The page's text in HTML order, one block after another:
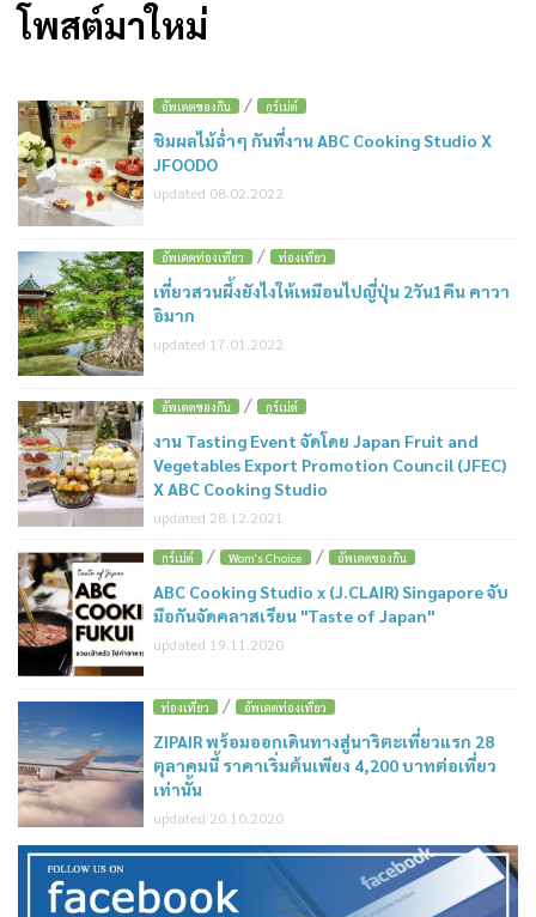
โพสต์มาใหม่
อัพเดตของกิน / กูร์เม่ต์
ชิมผลไม้ฉ่ำๆ กันที่งาน ABC Cooking Studio X
JFOODO
updated 08.02.2022
อัพเดตท่องเที่ยว / ท่องเที่ยว
เที่ยวสวนผึ้งยังไงให้เหมือนไปญี่ปุ่น 2วัน1คืน คาวา
อิมาก
updated 17.01.2022
อัพเดตของกิน / กูร์เม่ต์
งาน Tasting Event จัดโดย Japan Fruit and
Vegetables Export Promotion Council (JFEC)
X ABC Cooking Studio
updated 28.12.2021
กูร์เม่ต์ / Wom's Choice / อัพเดตของกิน
ABC Cooking Studio x (J.CLAIR) Singapore จับ
มือกันจัดคลาสเรียน "Taste of Japan"
updated 19.11.2020
ท่องเที่ยว / อัพเดตท่องเที่ยว
ZIPAIR พร้อมออกเดินทางสู่นาริตะเที่ยวแรก 28
ตุลาคมนี้ ราคาเริ่มต้นเพียง 4,200 บาทต่อเที่ยว
เท่านั้น
updated 20.10.2020